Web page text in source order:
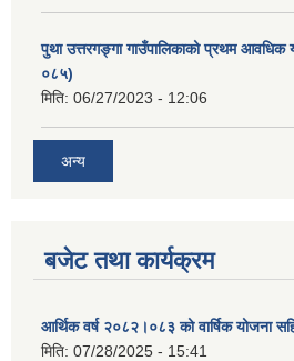
पुथा उत्तरगङ्गा गाउँपालिकाको प्रथम
०८५)
मिति: 06/27/2023 - 12:06
अन्य
बजेट तथा कार्यक्रम
आर्थिक वर्ष २०८२।०८३ को वार्षिक योजना
मिति: 07/28/2025 - 15:41